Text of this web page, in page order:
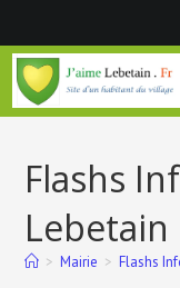
Flashs
Lebetain
> Mairie > Flashs